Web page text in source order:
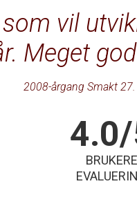
vil
Meget
2008-årgang Smakt
BRUKERE